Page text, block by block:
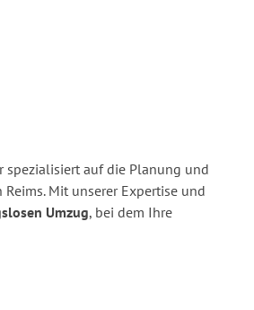
spezialisiert auf die Planung und
Mit unserer Expertise und
Umzug, bei dem Ihre